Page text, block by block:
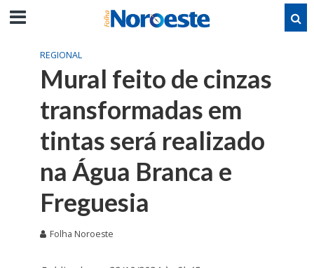
REGIONAL
Mural feito de cinzas
transformadas em
tintas será realizado
na Água Branca e
Freguesia
Folha Noroeste